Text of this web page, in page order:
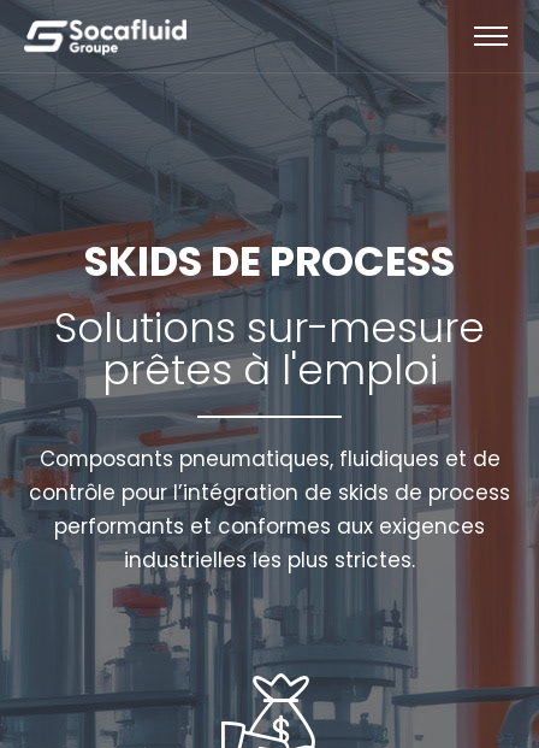
SKIDS DE PROCESS
Solutions sur-mesure
prêtes à l'emploi
Composants pneumatiques, fluidiques et de
contrôle pour l’intégration de skids de process
performants et conformes aux exigences
industrielles les plus strictes.